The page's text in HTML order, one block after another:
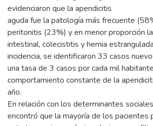
evidenciaron que la apendicitis
aguda fue la patología más frecuente
peritonitis (23%) y en menor proporción
intestinal, colecistitis y hernia
incidencia, se identificaron 33 casos
una tasa de 3 casos por cada mil
comportamiento constante de la
año.
En relación con los determinantes
encontró que la mayoría de los pacientes